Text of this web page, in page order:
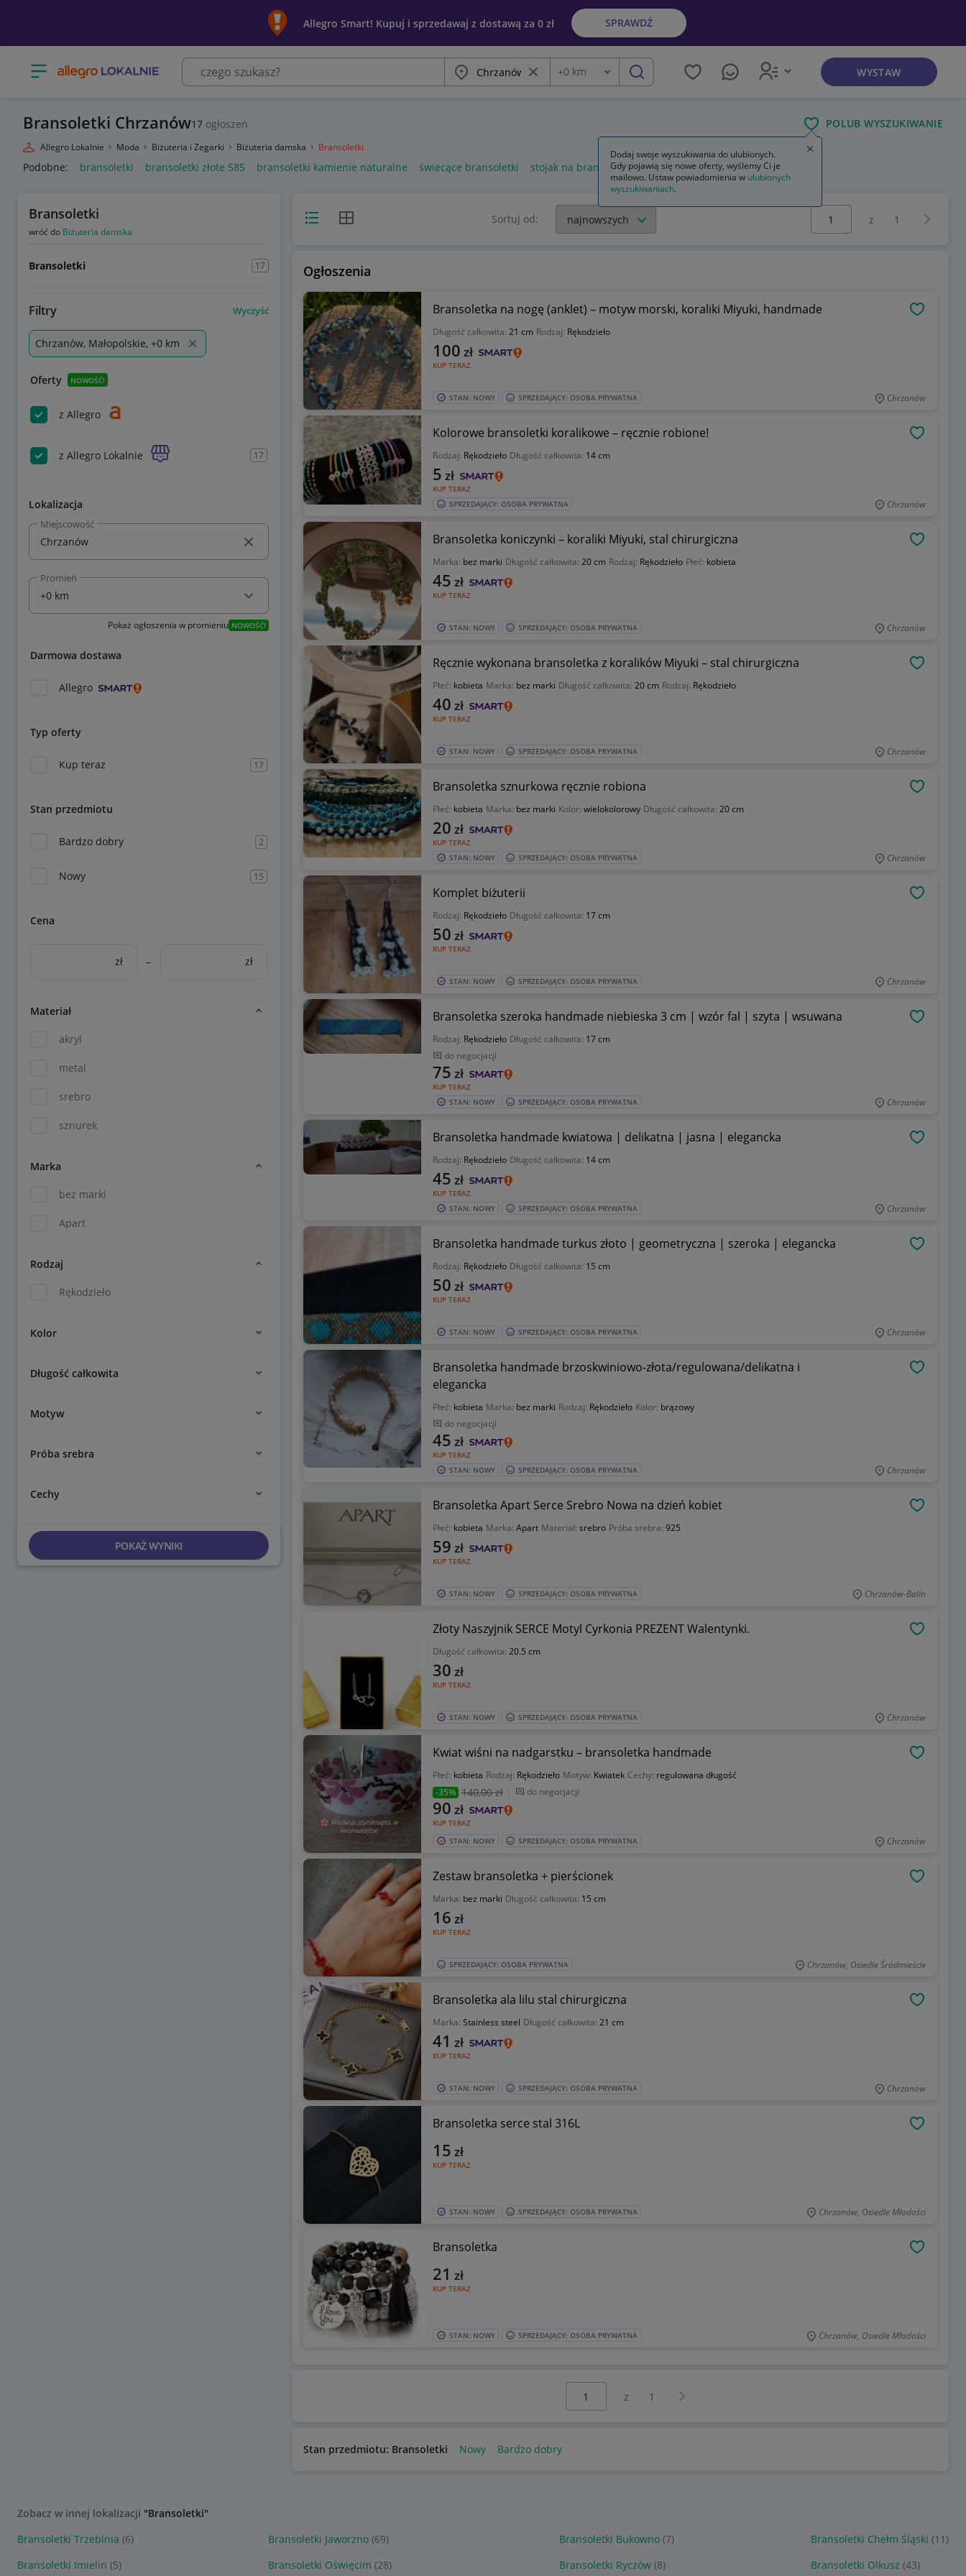
Allegro Smart! Kupuj i sprzedawaj z dostawą za 0 zł SPRAWDŹ
Otwórz menu z kategoriami Miasto Wyczyść frazę
Odległość
+0 km szukaj WYSTAW
Bransoletki Chrzanów17 ogłoszeń POLUB WYSZUKIWANIE
Allegro Lokalnie Moda Biżuteria i Zegarki Biżuteria damska Bransoletki
Podobne: bransoletki bransoletki złote 585 bransoletki kamienie naturalne świecące bransoletki stojak na bransoletki
Bransoletki
wróć do Biżuteria damska
Bransoletki 17
Filtry Wyczyść
Chrzanów, Małopolskie, +0 km
Oferty NOWOŚĆ!
z Allegro
z Allegro Lokalnie 17
Lokalizacja
Miejscowość
Promień
Pokaż ogłoszenia w promieniu NOWOŚĆ!
Darmowa dostawa
Allegro
Typ oferty
Kup teraz 17
Stan przedmiotu
Bardzo dobry 2
Nowy 15
Cena
zł – zł
Materiał
akryl
metal
srebro
sznurek
Marka
bez marki
Apart
Rodzaj
Rękodzieło
Kolor
Długość całkowita
Motyw
Próba srebra
Cechy
POKAŻ WYNIKI
Widok listyWidok siatki Sortuj od:
Wybierz stronę:
z 1
Ogłoszenia
Bransoletka na nogę (anklet) – motyw morski, koraliki Miyuki, handmade
Długość całkowita: 21 cm Rodzaj: Rękodzieło
KUP TERAZ
100 zł
STAN: NOWY SPRZEDAJĄCY: OSOBA PRYWATNA Chrzanów
Kolorowe bransoletki koralikowe – ręcznie robione!
Rodzaj: Rękodzieło Długość całkowita: 14 cm
KUP TERAZ
5 zł
SPRZEDAJĄCY: OSOBA PRYWATNA Chrzanów
Bransoletka koniczynki – koraliki Miyuki, stal chirurgiczna
Marka: bez marki Długość całkowita: 20 cm Rodzaj: Rękodzieło Płeć: kobieta
KUP TERAZ
45 zł
STAN: NOWY SPRZEDAJĄCY: OSOBA PRYWATNA Chrzanów
Ręcznie wykonana bransoletka z koralików Miyuki – stal chirurgiczna
Płeć: kobieta Marka: bez marki Długość całkowita: 20 cm Rodzaj: Rękodzieło
KUP TERAZ
40 zł
STAN: NOWY SPRZEDAJĄCY: OSOBA PRYWATNA Chrzanów
Bransoletka sznurkowa ręcznie robiona
Płeć: kobieta Marka: bez marki Kolor: wielokolorowy Długość całkowita: 20 cm
KUP TERAZ
20 zł
STAN: NOWY SPRZEDAJĄCY: OSOBA PRYWATNA Chrzanów
Komplet biżuterii
Rodzaj: Rękodzieło Długość całkowita: 17 cm
KUP TERAZ
50 zł
STAN: NOWY SPRZEDAJĄCY: OSOBA PRYWATNA Chrzanów
Bransoletka szeroka handmade niebieska 3 cm | wzór fal | szyta | wsuwana
Rodzaj: Rękodzieło Długość całkowita: 17 cm
do negocjacji
KUP TERAZ
75 zł
STAN: NOWY SPRZEDAJĄCY: OSOBA PRYWATNA Chrzanów
Bransoletka handmade kwiatowa | delikatna | jasna | elegancka
Rodzaj: Rękodzieło Długość całkowita: 14 cm
KUP TERAZ
45 zł
STAN: NOWY SPRZEDAJĄCY: OSOBA PRYWATNA Chrzanów
Bransoletka handmade turkus złoto | geometryczna | szeroka | elegancka
Rodzaj: Rękodzieło Długość całkowita: 15 cm
KUP TERAZ
50 zł
STAN: NOWY SPRZEDAJĄCY: OSOBA PRYWATNA Chrzanów
Bransoletka handmade brzoskwiniowo-złota/regulowana/delikatna i
elegancka
Płeć: kobieta Marka: bez marki Rodzaj: Rękodzieło Kolor: brązowy
do negocjacji
KUP TERAZ
45 zł
STAN: NOWY SPRZEDAJĄCY: OSOBA PRYWATNA Chrzanów
Bransoletka Apart Serce Srebro Nowa na dzień kobiet
Płeć: kobieta Marka: Apart Materiał: srebro Próba srebra: 925
KUP TERAZ
59 zł
STAN: NOWY SPRZEDAJĄCY: OSOBA PRYWATNA Chrzanów-Balin
Złoty Naszyjnik SERCE Motyl Cyrkonia PREZENT Walentynki.
Długość całkowita: 20.5 cm
KUP TERAZ
30 zł
STAN: NOWY SPRZEDAJĄCY: OSOBA PRYWATNA Chrzanów
Kwiat wiśni na nadgarstku – bransoletka handmade
Płeć: kobieta Rodzaj: Rękodzieło Motyw: Kwiatek Cechy: regulowana długość
-35% 140,00 zł do negocjacji
KUP TERAZ
90 zł
STAN: NOWY SPRZEDAJĄCY: OSOBA PRYWATNA Chrzanów
Zestaw bransoletka + pierścionek
Marka: bez marki Długość całkowita: 15 cm
KUP TERAZ
16 zł
SPRZEDAJĄCY: OSOBA PRYWATNA Chrzanów, Osiedle Śródmieście
Bransoletka ala lilu stal chirurgiczna
Marka: Stainless steel Długość całkowita: 21 cm
KUP TERAZ
41 zł
STAN: NOWY SPRZEDAJĄCY: OSOBA PRYWATNA Chrzanów
Bransoletka serce stal 316L
KUP TERAZ
15 zł
STAN: NOWY SPRZEDAJĄCY: OSOBA PRYWATNA Chrzanów, Osiedle Młodości
Bransoletka
KUP TERAZ
21 zł
STAN: NOWY SPRZEDAJĄCY: OSOBA PRYWATNA Chrzanów, Osiedle Młodości
z 1 Następna strona
Stan przedmiotu: Bransoletki Nowy Bardzo dobry
Zobacz w innej lokalizacji "Bransoletki"
Bransoletki Trzebinia (6) Bransoletki Jaworzno (69) Bransoletki Bukowno (7) Bransoletki Chełm Śląski (11)
Bransoletki Imielin (5) Bransoletki Oświęcim (28) Bransoletki Ryczów (8) Bransoletki Olkusz (43)
Dodaj swoje wyszukiwania do ulubionych.
Gdy pojawią się nowe oferty, wyślemy Ci je
mailowo. Ustaw powiadomienia w ulubionych
wyszukiwaniach.
Zamknij wskazówkę